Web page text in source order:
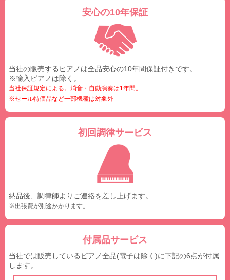
安心の10年保証
当社の販売するピアノは全品安心の10年間保証付きです。
※輸入ピアノは除く。
当社保証規定による。消音・自動演奏は1年間。
※セール特価品など一部機種は対象外
初回調律サービス
納品後、調律師よりご連絡を差し上げます。
※出張費が別途かかります。
付属品サービス
当社では販売しているピアノ全品(電子は除く)に下記の6点が付属
します。